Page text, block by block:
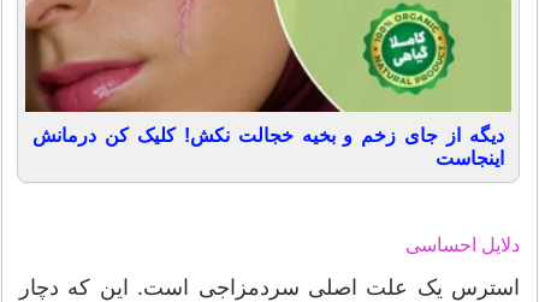
دیگه از جای زخم و بخیه خجالت نکش! کلیک کن درمانش
اینجاست
دلایل احساسی
استرس یک علت اصلی سردمزاجی است. این که دچار